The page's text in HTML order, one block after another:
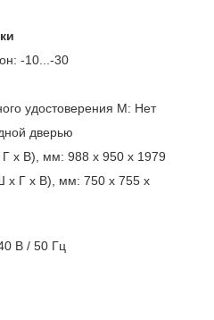
-10...-30
удостоверения М: Нет
дверью
х В), мм: 988 x 950 x 1979
х Г х В), мм: 750 x 755 x
В / 50 Гц